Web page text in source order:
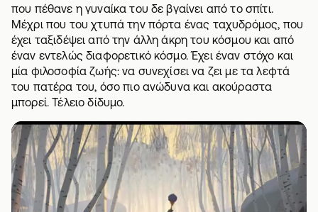
που πέθανε η γυναίκα του δε βγαίνει από το σπίτι.
Μέχρι που του χτυπά την πόρτα ένας ταχυδρόμος, που
έχει ταξιδέψει από την άλλη άκρη του κόσμου και από
έναν εντελώς διαφορετικό κόσμο. Έχει έναν στόχο και
μία φιλοσοφία ζωής: να συνεχίσει να ζει με τα λεφτά
του πατέρα του, όσο πιο ανώδυνα και ακούραστα
μπορεί. Τέλειο δίδυμο.